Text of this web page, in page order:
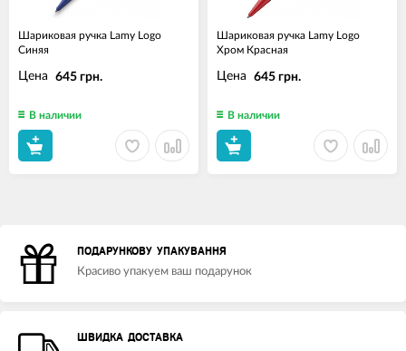
Шариковая ручка Lamy Logo
Синяя
Цена 645 грн.
В наличии
Шариковая ручка Lamy Logo
Хром Красная
Цена 645 грн.
В наличии
ПОДАРУНКОВУ УПАКУВАННЯ
Красиво упакуем ваш подарунок
ШВИДКА ДОСТАВКА